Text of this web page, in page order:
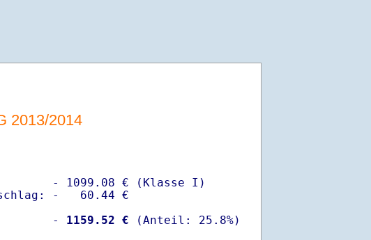
2013/2014
- 1099.08 € (Klasse I)
-   60.44 €
-
1159.52 €